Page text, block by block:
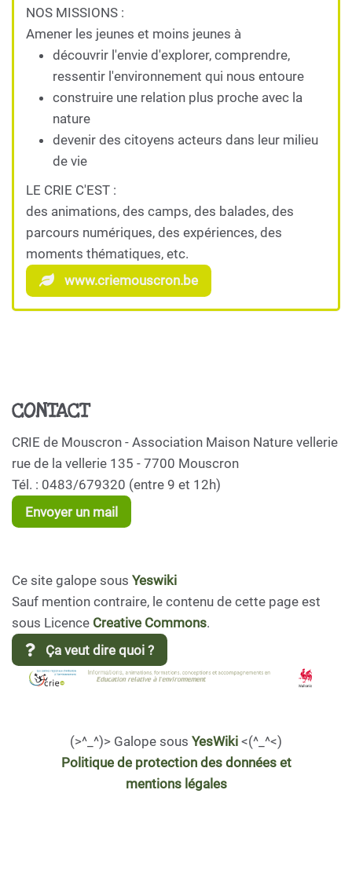
NOS MISSIONS :
Amener les jeunes et moins jeunes à
découvrir l'envie d'explorer, comprendre,
ressentir l'environnement qui nous entoure
construire une relation plus proche avec la
nature
devenir des citoyens acteurs dans leur milieu
de vie
LE CRIE C'EST :
des animations, des camps, des balades, des
parcours numériques, des expériences, des
moments thématiques, etc.
www.criemouscron.be
CONTACT
CRIE de Mouscron - Association Maison Nature vellerie
rue de la vellerie 135 - 7700 Mouscron
Tél. : 0483/679320 (entre 9 et 12h)
Envoyer un mail
Ce site galope sous Yeswiki
Sauf mention contraire, le contenu de cette page est
sous Licence Creative Commons.
Ça veut dire quoi ?
(>^_^)> Galope sous YesWiki <(^_^<)
Politique de protection des données et
mentions légales